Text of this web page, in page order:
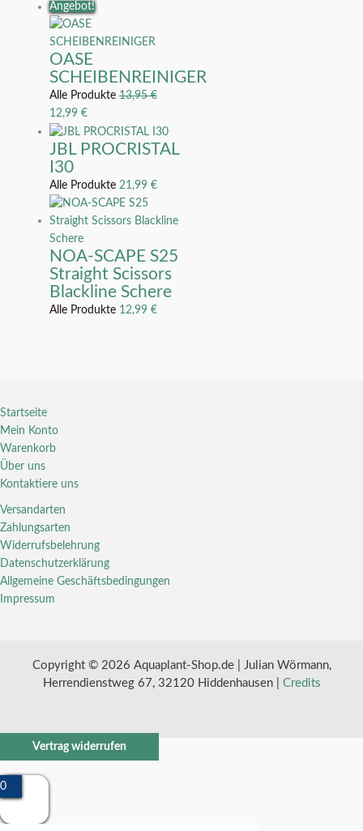
Angebot!
OASE
SCHEIBENREINIGER
Alle Produkte13,95€
12,99€
JBL PROCRISTAL
I30
Alle Produkte21,99€
NOA-SCAPE S25
Straight Scissors
Blackline Schere
Alle Produkte 12,99€
Startseite
Mein Konto
Warenkorb
Über uns
Kontaktiere uns
Versandarten
Zahlungsarten
Widerrufsbelehrung
Datenschutzerklärung
Allgemeine Geschäftsbedingungen
Impressum
Copyright © 2026 Aquaplant-Shop.de | Julian Wörmann,
Herrendienstweg 67, 32120 Hiddenhausen | Credits
Vertrag widerrufen
0